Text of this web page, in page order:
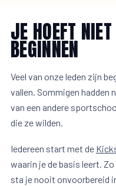
JE HOEFT
BEGINNEN
Veel van onze leden zijn
vallen. Sommigen hadden
van een andere
die ze wilden.
Iedereen start met de
waarin je de basis leert.
sta je nooit onvoorbereid